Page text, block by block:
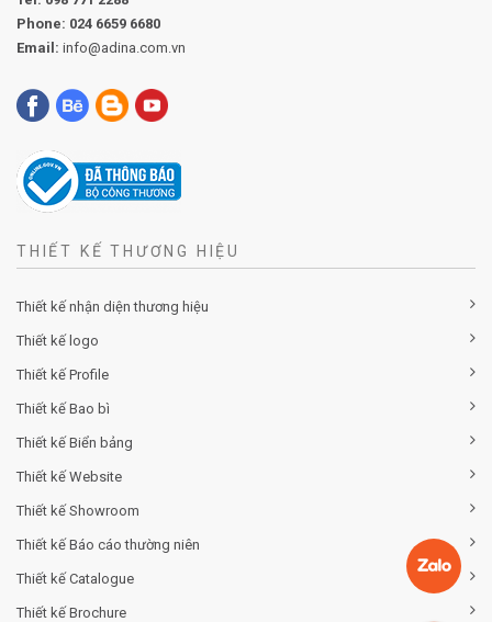
Phone: 024 6659 6680
Email: info@adina.com.vn
THIẾT KẾ THƯƠNG HIỆU
Thiết kế nhận diện thương hiệu
Thiết kế logo
Thiết kế Profile
Thiết kế Bao bì
Thiết kế Biển bảng
Thiết kế Website
Thiết kế Showroom
Thiết kế Báo cáo thường niên
Thiết kế Catalogue
Thiết kế Brochure